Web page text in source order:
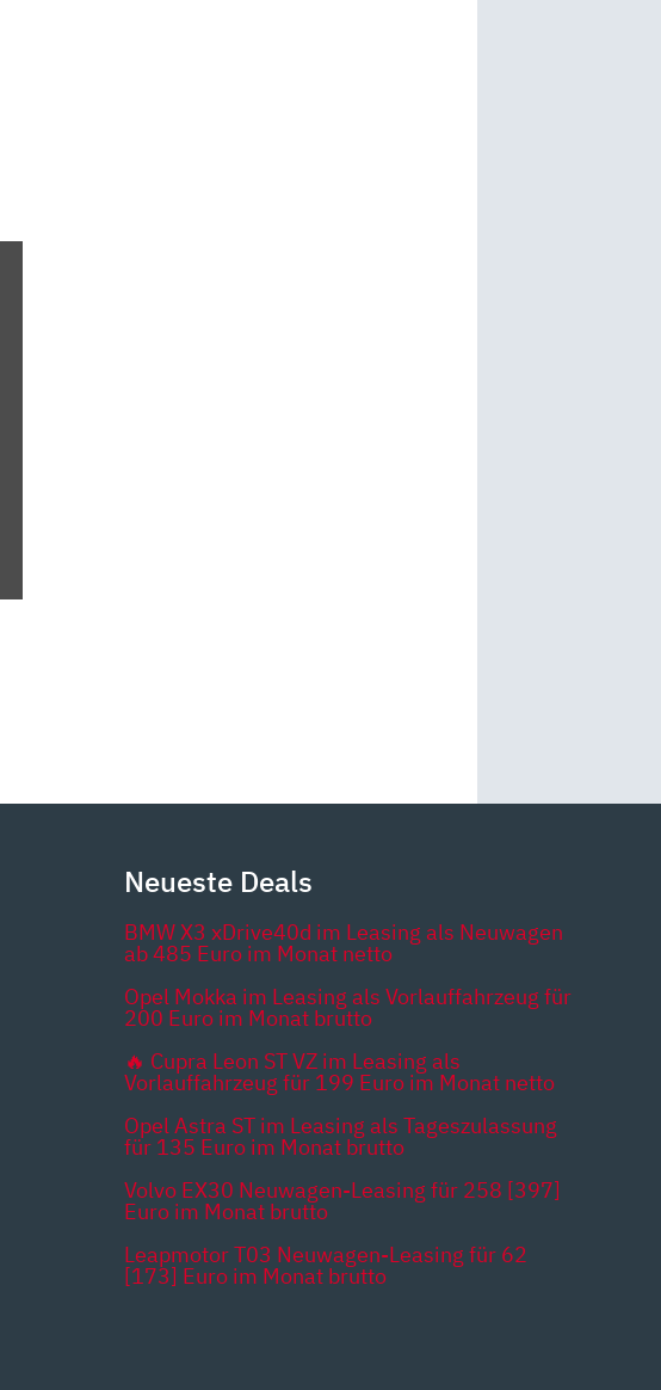
Neueste Deals
BMW X3 xDrive40d im Leasing als Neuwagen
ab 485 Euro im Monat netto
Opel Mokka im Leasing als Vorlauffahrzeug für
200 Euro im Monat brutto
🔥 Cupra Leon ST VZ im Leasing als
Vorlauffahrzeug für 199 Euro im Monat netto
Opel Astra ST im Leasing als Tageszulassung
für 135 Euro im Monat brutto
Volvo EX30 Neuwagen-Leasing für 258 [397]
Euro im Monat brutto
Leapmotor T03 Neuwagen-Leasing für 62
[173] Euro im Monat brutto